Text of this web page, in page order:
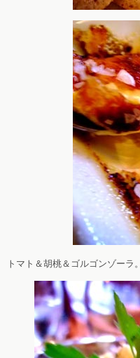
トマト＆胡桃＆ゴルゴンゾーラ。